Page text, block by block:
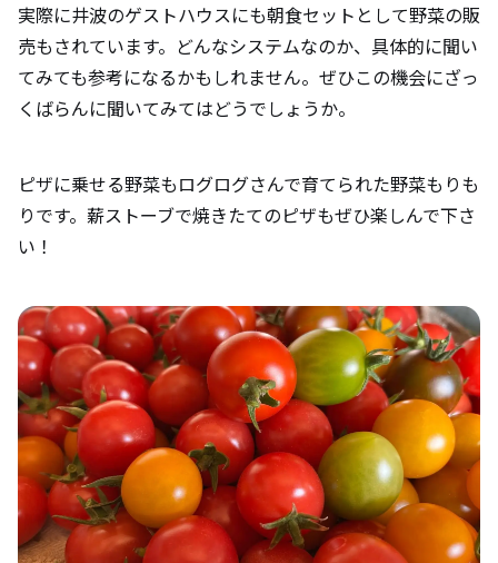
実際に井波のゲストハウスにも朝食セットとして野菜の販
売もされています。どんなシステムなのか、具体的に聞い
てみても参考になるかもしれません。ぜひこの機会にざっ
くばらんに聞いてみてはどうでしょうか。
ピザに乗せる野菜もログログさんで育てられた野菜もりも
りです。薪ストーブで焼きたてのピザもぜひ楽しんで下さ
い！